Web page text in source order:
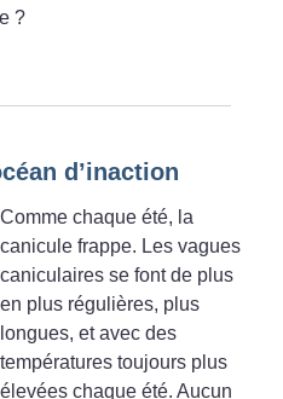
?
d’inaction
Comme chaque été, la
canicule frappe. Les vagues
caniculaires se font de plus
en plus régulières, plus
longues, et avec des
températures toujours plus
élevées chaque été. Aucun